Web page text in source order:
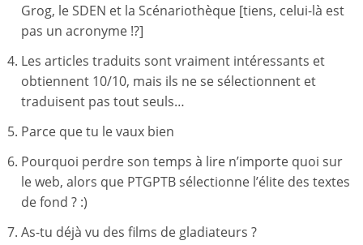
Grog, le SDEN et la Scénariothèque [tiens, celui-là est
pas un acronyme !?]
Les articles traduits sont vraiment intéressants et
obtiennent 10/10, mais ils ne se sélectionnent et
traduisent pas tout seuls…
Parce que tu le vaux bien
Pourquoi perdre son temps à lire n’importe quoi sur
le web, alors que PTGPTB sélectionne l’élite des textes
de fond ? :)
As-tu déjà vu des films de gladiateurs ?